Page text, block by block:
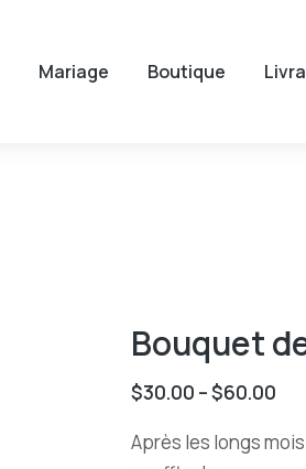
Mariage Boutique
Bouquet
$30.00 –$60.00
Après les longs